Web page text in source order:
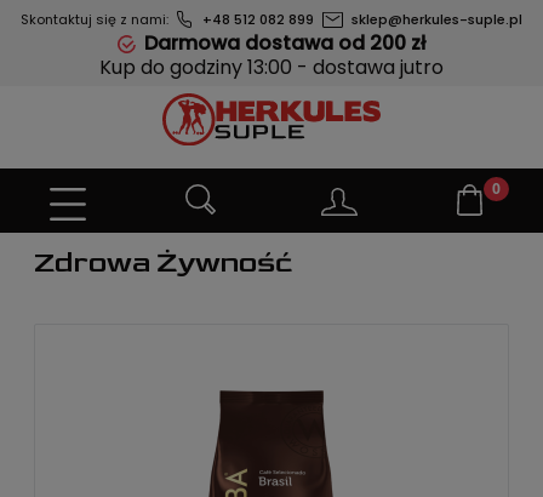
Skontaktuj się z nami: +48 512 082 899 sklep@herkules-suple.pl
Darmowa dostawa od 200 zł
Kup do godziny 13:00 - dostawa jutro
Zdrowa Żywność